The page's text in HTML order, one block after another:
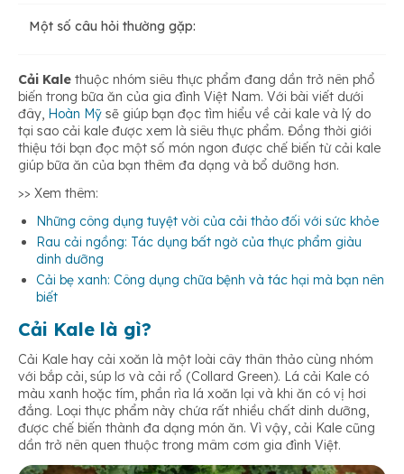
Phòng chống bệnh ung thư
Cải thiện thị lực hiệu quả
Giúp xương chắc khỏe
Tốt cho phụ nữ mang thai
Hỗ trợ tiêu hóa tốt
Salad trộn cải Kale
Một số câu hỏi thường gặp:
Cải Kale thuộc nhóm siêu thực phẩm đang dần trở nên phổ
biến trong bữa ăn của gia đình Việt Nam. Với bài viết dưới
đây, Hoàn Mỹ sẽ giúp bạn đọc tìm hiểu về cải kale và lý do
tại sao cải kale được xem là siêu thực phẩm. Đồng thời giới
thiệu tới bạn đọc một số món ngon được chế biến từ cải kale
giúp bữa ăn của bạn thêm đa dạng và bổ dưỡng hơn.
>> Xem thêm:
Những công dụng tuyệt vời của cải thảo đối với sức khỏe
Rau cải ngồng: Tác dụng bất ngờ của thực phẩm giàu
dinh dưỡng
Cải bẹ xanh: Công dụng chữa bệnh và tác hại mà bạn nên
biết
Cải Kale là gì?
Cải Kale hay cải xoăn là một loài cây thân thảo cùng nhóm
với bắp cải, súp lơ và cải rổ (Collard Green). Lá cải Kale có
màu xanh hoặc tím, phần rìa lá xoăn lại và khi ăn có vị hơi
đắng. Loại thực phẩm này chứa rất nhiều chất dinh dưỡng,
được chế biến thành đa dạng món ăn. Vì vậy, cải Kale cũng
dần trở nên quen thuộc trong mâm cơm gia đình Việt.